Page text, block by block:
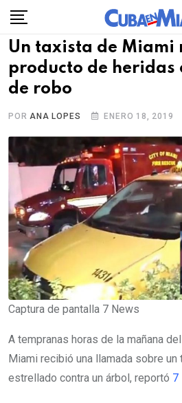
Skip
content
Un taxista de Miami
producto de heridas
de robo
PORANA LOPES ENERO 18, 2019
Captura de pantalla 7 News
A tempranas horas de la mañana
Miami recibió una llamada sobre
estrellado contra un árbol, reportó 7